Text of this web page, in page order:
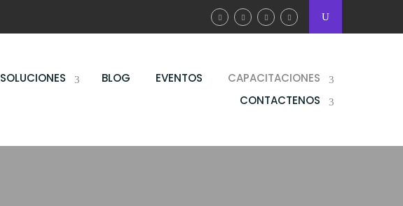
SOLUCIONES BLOG EVENTOS
CAPACITACIONES
CONTACTENOS